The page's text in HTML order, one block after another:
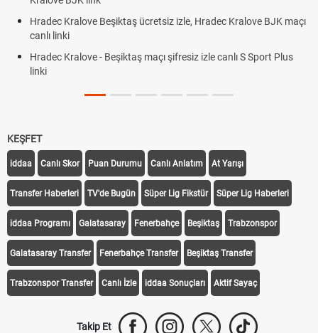
Hradec Kralove Beşiktaş ücretsiz izle, Hradec Kralove BJK maçı
canlı linki
Hradec Kralove - Beşiktaş maçı şifresiz izle canlı S Sport Plus
linki
KEŞFET
iddaa Canlı Skor Puan Durumu Canlı Anlatım At Yarışı
Transfer Haberleri TV'de Bugün Süper Lig Fikstür Süper Lig Haberleri
iddaa Programı Galatasaray Fenerbahçe Beşiktaş Trabzonspor
Galatasaray Transfer Fenerbahçe Transfer Beşiktaş Transfer
Trabzonspor Transfer Canlı İzle iddaa Sonuçları Aktif Sayaç
Takip Et